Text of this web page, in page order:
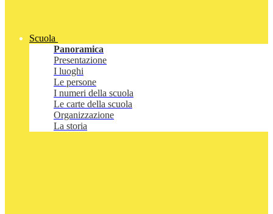
Scuola
Panoramica
Presentazione
I luoghi
Le persone
I numeri della scuola
Le carte della scuola
Organizzazione
La storia